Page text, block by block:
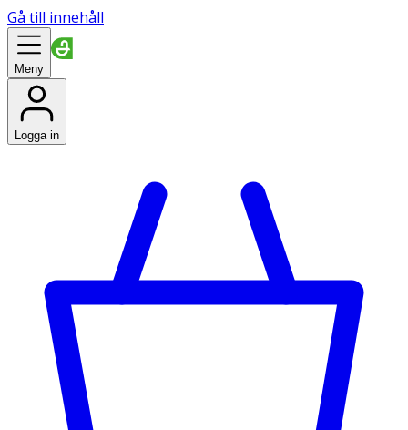
Gå till innehåll
Meny
Logga in